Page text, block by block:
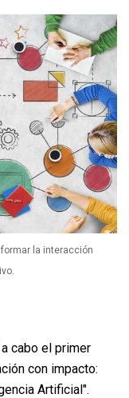
la interacción
cabo el primer
con impacto:
Artificial".